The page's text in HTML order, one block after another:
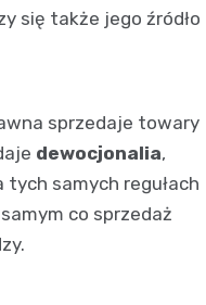
się także jego źródło
sprzedaje towary
dewocjonalia,
tych samych regułach
co sprzedaż